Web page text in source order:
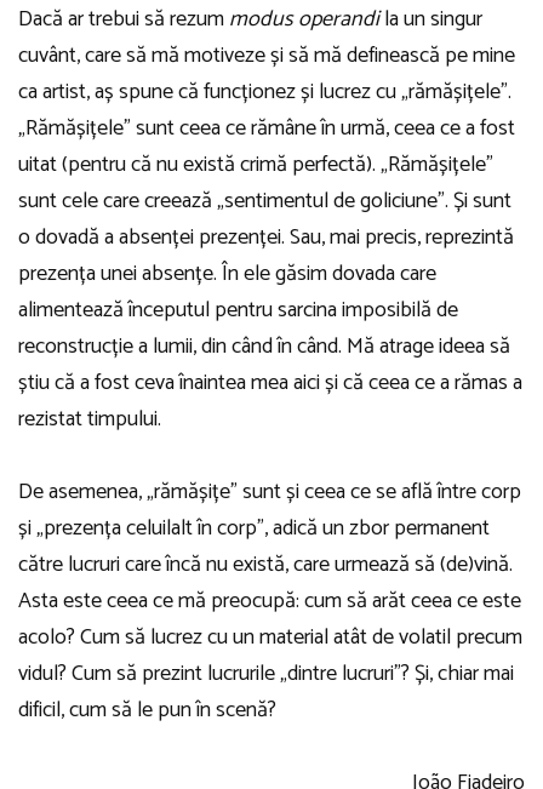
Dacă ar trebui să rezummodus operandila un singur
cuvânt, care să mă motiveze și să mă definească pe mine
ca artist, aș spune că funcționez și lucrez cu „rămășițele”.
„Rămășițele” sunt ceea ce rămâne în urmă, ceea ce a fost
uitat (pentru că nu există crimă perfectă). „Rămășițele”
sunt cele care creează „sentimentul de goliciune”. Și sunt
o dovadă a absenței prezenței. Sau, mai precis, reprezintă
prezența unei absențe. În ele găsim dovada care
alimentează începutul pentru sarcina imposibilă de
reconstrucție a lumii, din când în când. Mă atrage ideea să
știu că a fost ceva înaintea mea aici și că ceea ce a rămas a
rezistat timpului.
De asemenea, „rămășițe” sunt și ceea ce se află între corp
și „prezența celuilalt în corp”, adică un zbor permanent
către lucruri care încă nu există, care urmează să (de)vină.
Asta este ceea ce mă preocupă: cum să arăt ceea ce este
acolo? Cum să lucrez cu un material atât de volatil precum
vidul? Cum să prezint lucrurile „dintre lucruri”? Și, chiar mai
dificil, cum să le pun în scenă?